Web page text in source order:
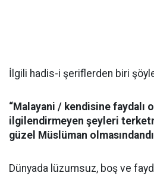
İlgili hadis-i şeriflerden biri
“Malayani / kendisine faydalı
ilgilendirmeyen şeyleri
güzel Müslüman
Dünyada lüzumsuz, boş ve